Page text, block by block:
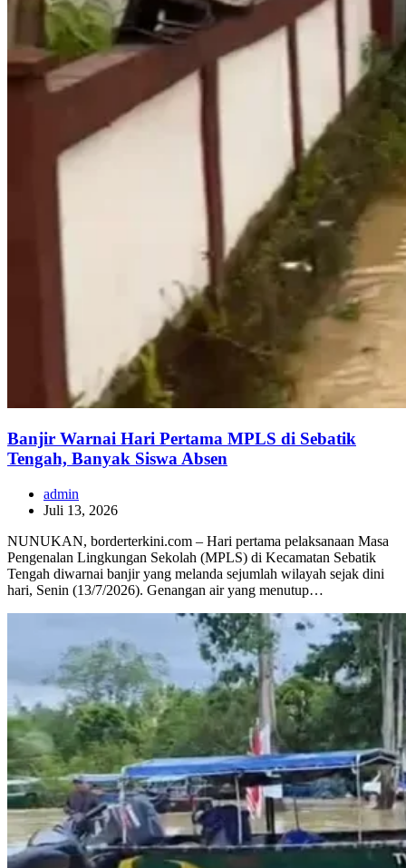
Banjir Warnai Hari Pertama MPLS di Sebatik
Tengah, Banyak Siswa Absen
admin
Juli 13, 2026
NUNUKAN, borderterkini.com – Hari pertama pelaksanaan Masa
Pengenalan Lingkungan Sekolah (MPLS) di Kecamatan Sebatik
Tengah diwarnai banjir yang melanda sejumlah wilayah sejak dini
hari, Senin (13/7/2026). Genangan air yang menutup…